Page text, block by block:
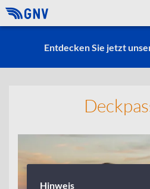
Entdecken Sie jetzt
Hinweis